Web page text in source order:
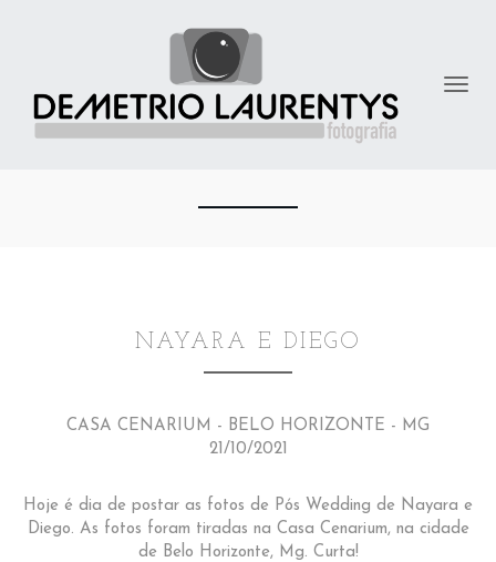
NAYARA E DIEGO
CASA CENARIUM - BELO HORIZONTE - MG
21/10/2021
Hoje é dia de postar as fotos de Pós Wedding de Nayara e
Diego. As fotos foram tiradas na Casa Cenarium, na cidade
de Belo Horizonte, Mg. Curta!